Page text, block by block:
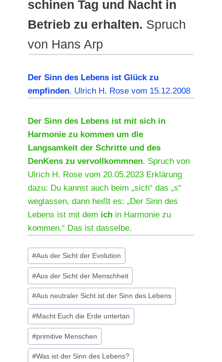
schinen Tag und Nacht in
Betrieb zu erhalten. Spruch
von Hans Arp
Der Sinn des Lebens ist Glück zu
empfinden. Ulrich H. Rose vom 15.12.2008
Der Sinn des Lebens ist mit sich in
Harmonie zu kommen um die
Langsamkeit der Schritte und des
DenKens zu vervollkommnen. Spruch von
Ulrich H. Rose vom 20.05.2023 Erklärung
dazu: Du kannst auch beim „sich“ das „s“
weglassen, dann heißt es: „Der Sinn des
Lebens ist mit dem ich in Harmonie zu
kommen.“ Das ist dasselbe.
Schlagworte:
#Aus der Sicht der Evolution
#Aus der Sicht der Menschheit
#Aus neutraler Sicht ist der Sinn des Lebens
#Macht Euch die Erde untertan
#primitive Menschen
#Was ist der Sinn des Lebens?